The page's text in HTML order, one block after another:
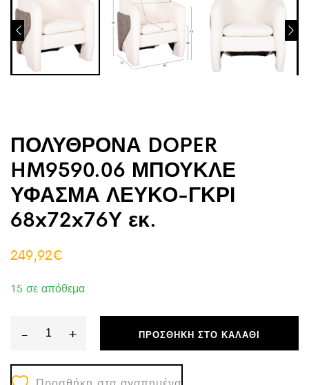
ΠΟΛΥΘΡΟΝΑ DOPER
HM9590.06 ΜΠΟΥΚΛΕ
ΥΦΑΣΜΑ ΛΕΥΚΟ-ΓΚΡΙ
68x72x76Υ εκ.
249,92€
15 σε απόθεμα
-
ΠΟΛΥΘΡΟΝΑ
DOPER
+ ΠΡΟΣΘΉΚΗ ΣΤΟ ΚΑΛΆΘΙ